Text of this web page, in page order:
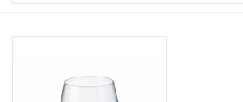
Kaffee & Tee